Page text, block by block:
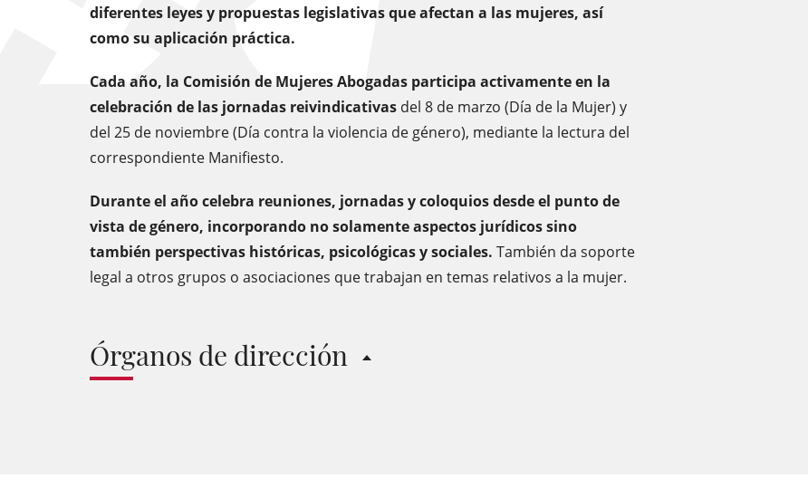
diferentes leyes y propuestas legislativas que afectan a las mujeres, así
como su aplicación práctica.
Cada año, la Comisión de Mujeres Abogadas participa activamente en la
celebración de las jornadas reivindicativas del 8 de marzo (Día de la Mujer) y
del 25 de noviembre (Día contra la violencia de género), mediante la lectura del
correspondiente Manifiesto.
Durante el año celebra reuniones, jornadas y coloquios desde el punto de
vista de género, incorporando no solamente aspectos jurídicos sino
también perspectivas históricas, psicológicas y sociales. También da soporte
legal a otros grupos o asociaciones que trabajan en temas relativos a la mujer.
Órganos de dirección